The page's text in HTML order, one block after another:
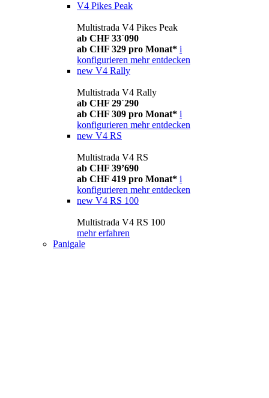
V4 Pikes Peak
Multistrada V4 Pikes Peak
ab CHF 33´090
ab CHF 329 pro Monat* i
konfigurieren mehr entdecken
new V4 Rally
Multistrada V4 Rally
ab CHF 29´290
ab CHF 309 pro Monat* i
konfigurieren mehr entdecken
new V4 RS
Multistrada V4 RS
ab CHF 39’690
ab CHF 419 pro Monat* i
konfigurieren mehr entdecken
new V4 RS 100
Multistrada V4 RS 100
mehr erfahren
Panigale